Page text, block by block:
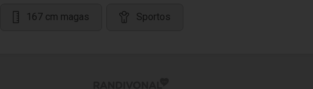
167 cm magas Sportos